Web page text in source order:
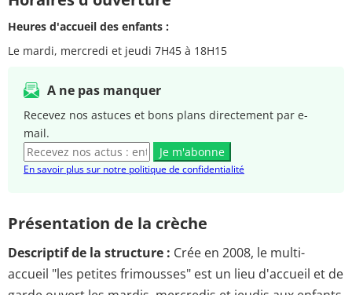
Heures d'accueil des enfants :
Le mardi, mercredi et jeudi 7H45 à 18H15
A ne pas manquer
Recevez nos astuces et bons plans directement par e-
mail.
Je m'abonne
En savoir plus sur notre politique de confidentialité
Présentation de la crèche
Descriptif de la structure : Crée en 2008, le multi-
accueil "les petites frimousses" est un lieu d'accueil et de